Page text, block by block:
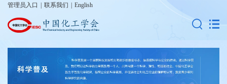
管理员入口 联系我们 English